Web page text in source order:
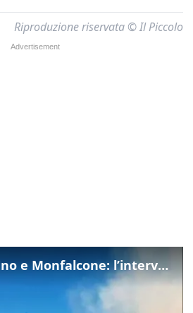
Riproduzione riservata © Il Piccolo
Incendio tra Duino e Monfalcone: l’intervento dei vigili del fuoco